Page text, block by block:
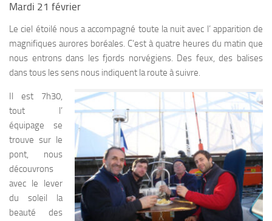
Mardi 21 février
Le ciel étoilé nous a accompagné toute la nuit avec l’ apparition de
magnifiques aurores boréales. C’est à quatre heures du matin que
nous entrons dans les fjords norvégiens. Des feux, des balises
dans tous les sens nous indiquent la route à suivre.
Il est 7h30,
tout l’
équipage se
trouve sur le
pont, nous
découvrons
avec le lever
du soleil la
beauté des